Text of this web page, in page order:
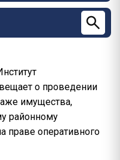
о проведении
имущества,
районному
праве оперативного